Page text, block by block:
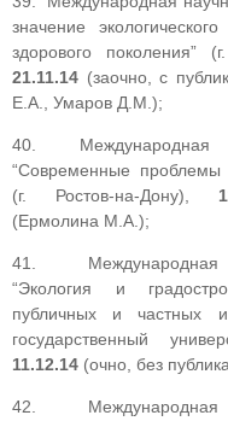
значение
здорового поколения”
21.11.14 (заочно, с
Е.А., Умаров Д.М.);
40. Международная
“Современные проблемы
(г. Ростов-на-Дону),
(Ермолина М.А.);
41. Международная
“Экология и
публичных и частных
государственный
11.12.14 (очно, без
42. Международная